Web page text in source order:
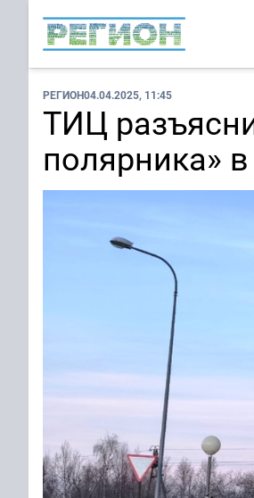
РЕГИОН04.04.2025, 11:45
ТИЦ
полярника»